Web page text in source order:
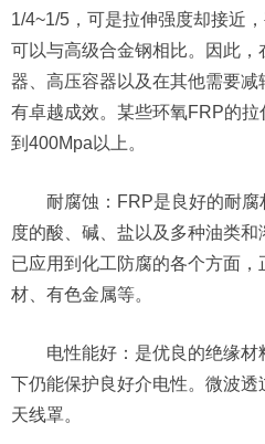
1/4~1/5，可是拉伸强度却接近
可以与高级合金钢相比。因此
器、高压容器以及在其他需要
有卓越成效。某些环氧FRP的
到400Mpa以上。
耐腐蚀：FRP是良好的耐
度的酸、碱、盐以及多种油类和
已应用到化工防腐的各个方面
材、有色金属等。
电性能好：是优良的绝缘
下仍能保护良好介电性。微波
天线罩。